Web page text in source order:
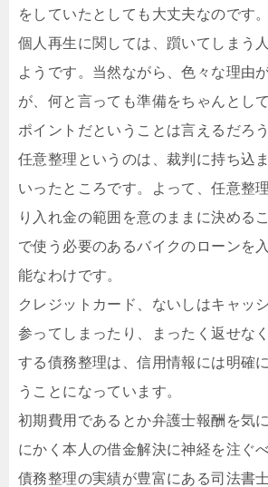
をしていたとしても大丈夫なのです。
個人再生に関しては、躓いてしまう
ようです。当然ながら、色々な理由
が、何と言っても準備をちゃんとし
ポイントだということは言えるだろ
任意整理というのは、裁判に持ち込
いったところです。よって、任意整
り入れ金の範囲を意のままに決める
で使う必要のあるバイクのローンを
能なわけです。
クレジットカード、ないしはキャッ
参ってしまったり、まったく返せな
する債務整理は、信用情報には明確
うことになっています。
初期費用であるとか弁護士報酬を気
にかく本人の借金解決に神経を注ぐ
債務整理の実績が豊富にある司法書